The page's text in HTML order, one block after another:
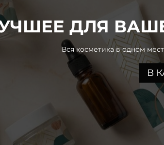
ДЛЯ
Вся косметика в одном
В